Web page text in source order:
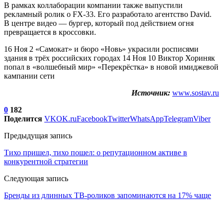
В рамках коллаборации компании также выпустили
рекламный ролик о FX-33. Его разработало агентство David.
В центре видео — бургер, который под действием огня
превращается в кроссовки.
16 Ноя 2 «Самокат» и бюро «Новь» украсили росписями
здания в трёх российских городах 14 Ноя 10 Виктор Хориняк
попал в «волшебный мир» «Перекрёстка» в новой имиджевой
кампании сети
Источник: www.sostav.ru
0 182
Поделится VKOK.ruFacebookTwitterWhatsAppTelegramViber
Предыдущая запись
Тихо пришел, тихо пошел: о репутационном активе в
конкурентной стратегии
Следующая запись
Бренды из длинных ТВ-роликов запоминаются на 17% чаще